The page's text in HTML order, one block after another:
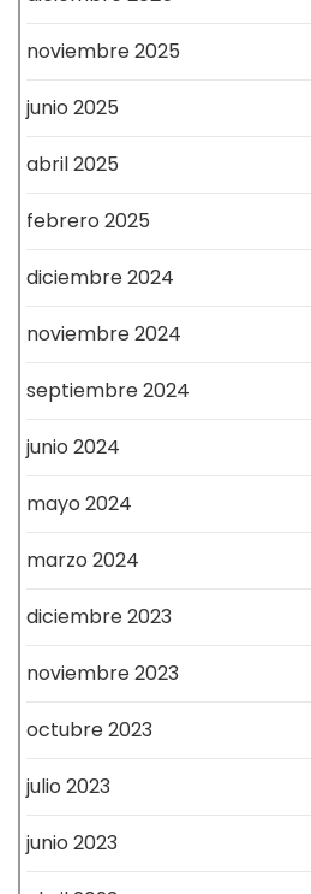
noviembre 2025
junio 2025
abril 2025
febrero 2025
diciembre 2024
noviembre 2024
septiembre 2024
junio 2024
mayo 2024
marzo 2024
diciembre 2023
noviembre 2023
octubre 2023
julio 2023
junio 2023